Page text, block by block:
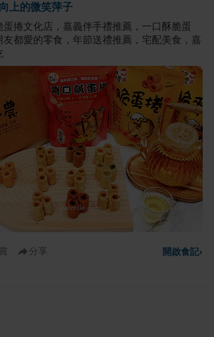
上的微笑萍子
蛋捲文化店，嘉義伴手禮推薦，一口酥脆蛋
友都愛的零食，年節送禮推薦，宅配美食，嘉
分享 開啟食記›